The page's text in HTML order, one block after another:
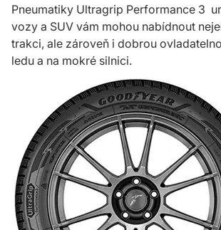
Pneumatiky Ultragrip Performance 3
vozy a SUV vám mohou nabídnout
trakci, ale zároveň i dobrou
ledu a na mokré silnici.